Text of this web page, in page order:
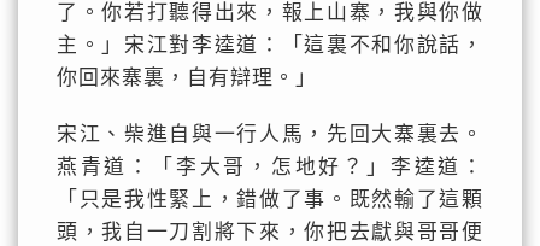
了。你若打聽得出來，報上山寨，我與你做
主。」宋江對李逵道：「這裏不和你說話，
你回來寨裏，自有辯理。」
宋江、柴進自與一行人馬，先回大寨裏去。
燕青道：「李大哥，怎地好？」李逵道：
「只是我性緊上，錯做了事。既然輸了這顆
頭，我自一刀割將下來，你把去獻與哥哥便